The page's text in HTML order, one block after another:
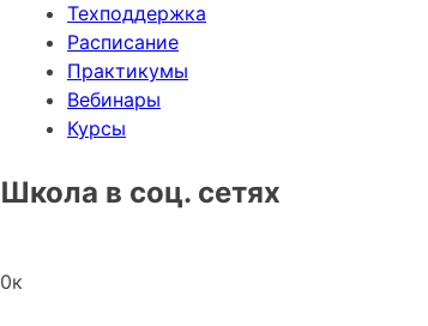
Техподдержка
Расписание
Практикумы
Вебинары
Курсы
Школа в соц. сетях
0к